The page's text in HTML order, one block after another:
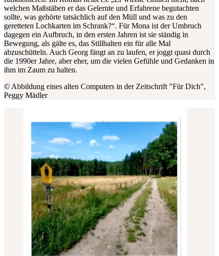
welchen Maßstäben er das Gelernte und Erfahrene begutachten
sollte, was gehörte tatsächlich auf den Müll und was zu den
geretteten Lochkarten im Schrank?“. Für Mona ist der Umbruch
dagegen ein Aufbruch, in den ersten Jahren ist sie ständig in
Bewegung, als gälte es, das Stillhalten ein für alle Mal
abzuschütteln. Auch Georg fängt an zu laufen, er joggt quasi durch
die 1990er Jahre, aber eher, um die vielen Gefühle und Gedanken in
ihm im Zaum zu halten.
© Abbildung eines alten Computers in der Zeitschrift "Für Dich",
Peggy Mädler